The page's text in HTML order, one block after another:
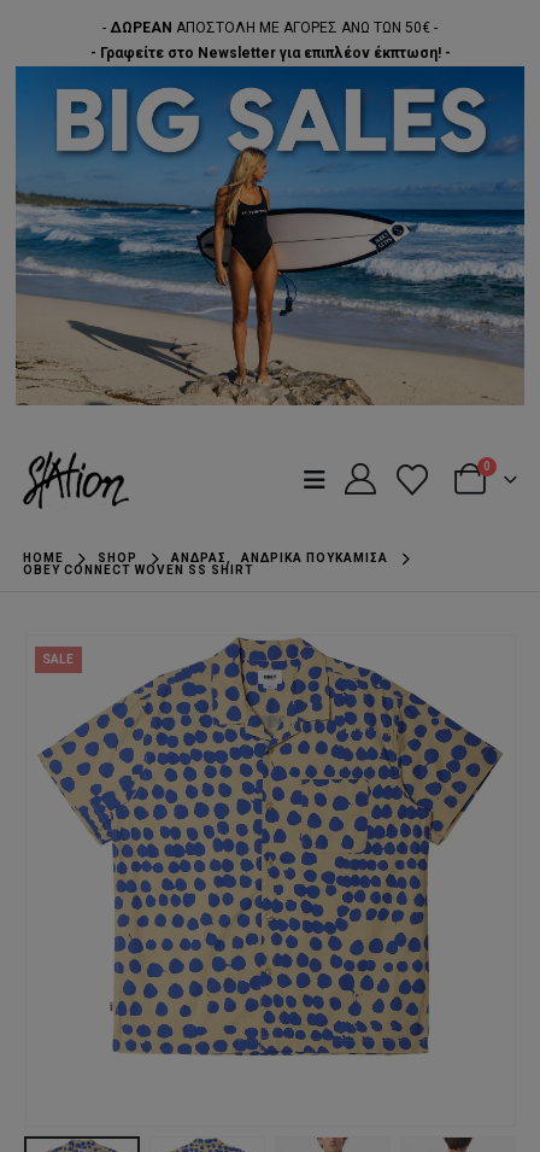
- ΔΩΡΕΑΝ ΑΠΟΣΤΟΛΗ ΜΕ ΑΓΟΡΕΣ ΑΝΩ ΤΩΝ 50€ -
- Γραφείτε στο Newsletter για επιπλέον έκπτωση! -
0
HOME SHOP ΆΝΔΡΑΣ,
ΑΝΔΡΙΚΆ ΠΟΥΚΆΜΙΣΑ
OBEY CONNECT WOVEN SS SHIRT
SALE